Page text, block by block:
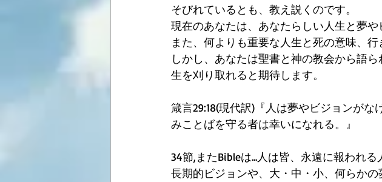
そびれているとも、教え説くのです。
現在のあなたは、あなたらしい人生と夢や
また、何よりも重要な人生と死の意味、
しかし、あなたは聖書と神の教会から語
生を刈り取れると期待します。
箴言29:18(現代訳)『人は夢やビジョンがな
みことばを守る者は幸いになれる。』
34節,またBibleは...人は皆、永遠に報われ
長期的ビジョンや、大・中・小、何らか